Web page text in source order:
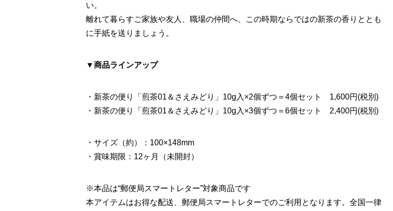
い。
離れて暮らすご家族や友人、職場の仲間へ、この時期ならではの新茶の香りととも
に手紙を送りましょう。
▼商品ラインアップ
・新茶の便り「煎茶01＆さえみどり」10g入×2個ずつ＝4個セット 1,600円(税別)
・新茶の便り「煎茶01＆さえみどり」10g入×3個ずつ＝6個セット 2,400円(税別)
・サイズ（約）：100×148mm
・賞味期限：12ヶ月（未開封）
※本品は“郵便局スマートレター”対象商品です
本アイテムはお得な配送、郵便局スマートレターでのご利用となります。全国一律